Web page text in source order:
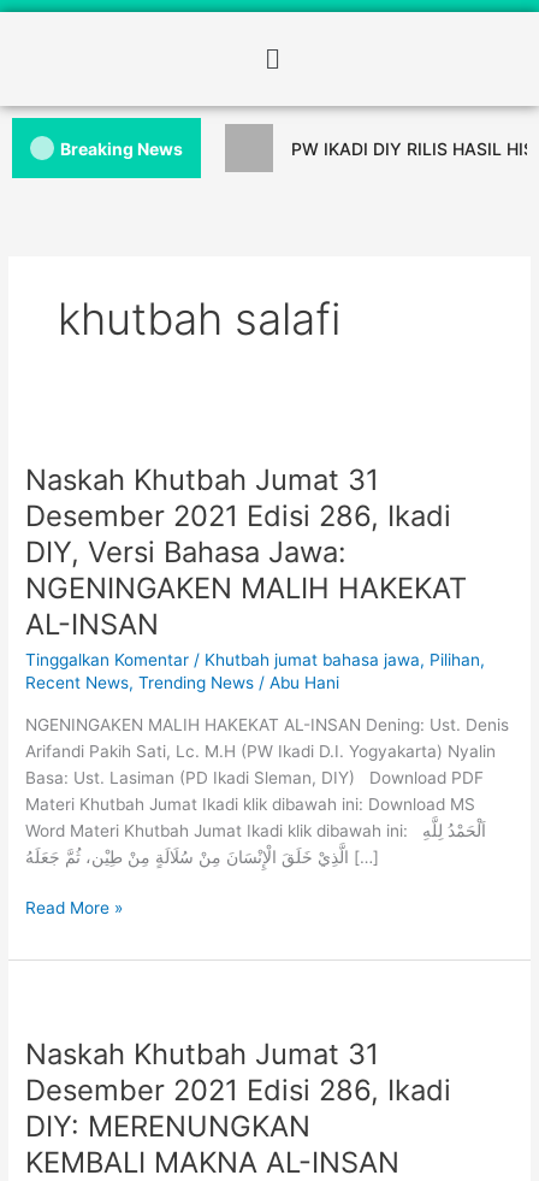
Breaking News PW IKADI DIY RILIS HASIL
khutbah salafi
Naskah Khutbah Jumat 31
Desember 2021 Edisi 286, Ikadi
DIY, Versi Bahasa Jawa:
NGENINGAKEN MALIH HAKEKAT
AL-INSAN
Tinggalkan Komentar / Khutbah jumat bahasa jawa, Pilihan,
Recent News,Trending News /Abu Hani
NGENINGAKEN MALIH HAKEKAT AL-INSAN Dening: Ust. Denis
Arifandi Pakih Sati, Lc. M.H (PW Ikadi D.I. Yogyakarta) Nyalin
Basa: Ust. Lasiman (PD Ikadi Sleman, DIY) Download PDF
Materi Khutbah Jumat Ikadi klik dibawah ini: Download MS
Word Materi Khutbah Jumat Ikadi klik dibawah ini: اَلْحَمْدُ لِلَّهِ
الَّذِيْ خَلَقَ الْإِنْسَانَ مِنْ سُلَالَةٍ مِنْ طِيْن، ثُمَّ جَعَلَهُ […]
Read More »
Naskah Khutbah Jumat 31
Desember 2021 Edisi 286, Ikadi
DIY: MERENUNGKAN
KEMBALI MAKNA AL-INSAN